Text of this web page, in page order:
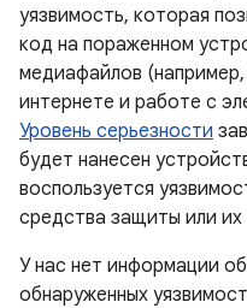
уязвимость, которая
код на пораженном
медиафайлов
интернете и работе с
Уровень серьезности
будет нанесен
воспользуется
средства защиты или
У нас нет информации
обнаруженных